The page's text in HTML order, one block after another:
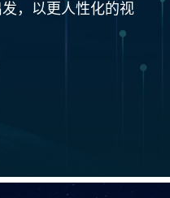
，以更人性化的视